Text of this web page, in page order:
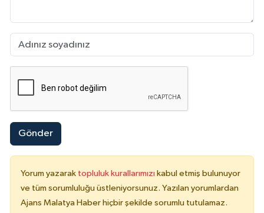
Gönder
Yorum yazarak topluluk kurallarımızı kabul etmiş bulunuyor
ve tüm sorumluluğu üstleniyorsunuz. Yazılan yorumlardan
Ajans Malatya Haber hiçbir şekilde sorumlu tutulamaz.